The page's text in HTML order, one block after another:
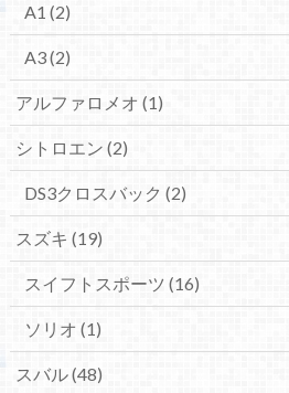
A1 (2)
A3(2)
アルファロメオ (1)
シトロエン (2)
DS3クロスバック (2)
スズキ (19)
スイフトスポーツ (16)
ソリオ (1)
スバル(48)